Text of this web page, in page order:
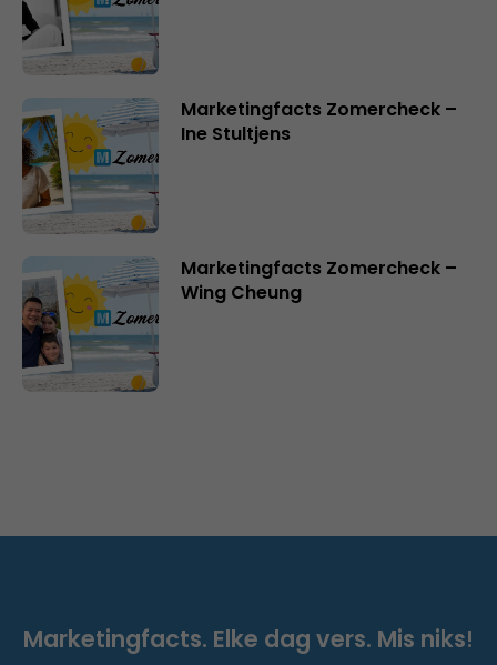
Marketingfacts Zomercheck –
Ine Stultjens
Marketingfacts Zomercheck –
Wing Cheung
Marketingfacts. Elke dag vers. Mis niks!